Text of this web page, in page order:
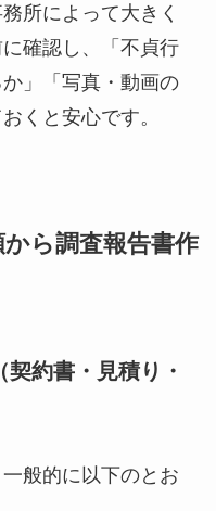
所によって大きく
確認し、「不貞行
」「写真・動画の
くと安心です。
ら調査報告書作
約書・見積り・
般的に以下のとお